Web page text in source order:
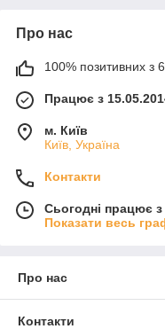
Про нас
100% позитивних з
Працює з
м. Київ
Київ, Україна
Контакти
Сьогодні працює
Показати весь
Про нас
Контакти